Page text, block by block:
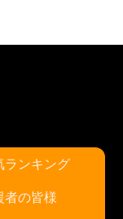
ランキング
者の皆様